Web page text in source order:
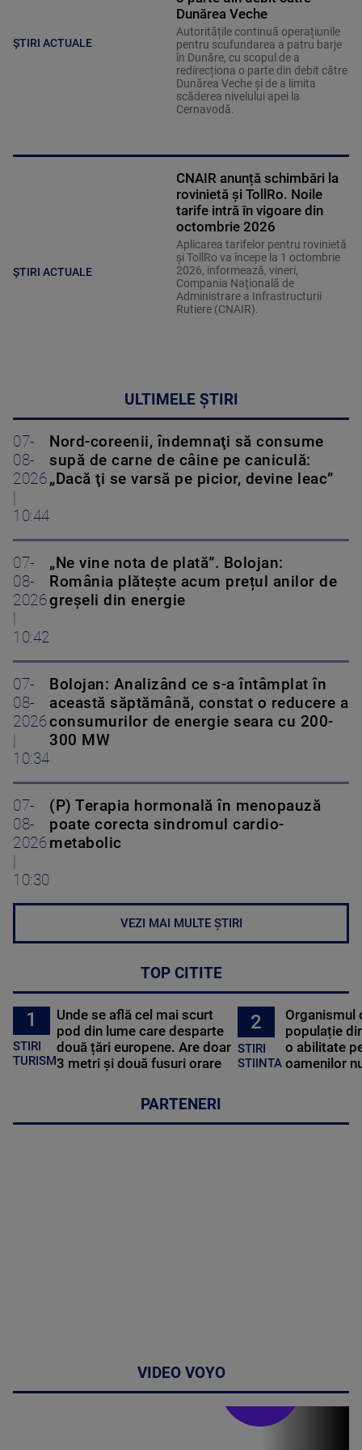
ȘTIRI ACTUALE
Dunărea Veche
Autoritățile continuă operațiunile
pentru scufundarea a patru barje
în Dunăre, cu scopul de a
redirecționa o parte din debit către
Dunărea Veche și de a limita
scăderea nivelului apei la
Cernavodă.
ȘTIRI ACTUALE
CNAIR anunță schimbări la
rovinietă și TollRo. Noile
tarife intră în vigoare din
octombrie 2026
Aplicarea tarifelor pentru rovinietă
şi TollRo va începe la 1 octombrie
2026, informează, vineri,
Compania Naţională de
Administrare a Infrastructurii
Rutiere (CNAIR).
ULTIMELE ȘTIRI
07-
08-
2026
10:44
Nord-coreenii, îndemnaţi să consume
supă de carne de câine pe caniculă:
„Dacă ţi se varsă pe picior, devine leac”
07-
08-
2026
10:42
„Ne vine nota de plată”. Bolojan:
România plătește acum prețul anilor de
greșeli din energie
07-
08-
2026
10:34
Bolojan: Analizând ce s-a întâmplat în
această săptămână, constat o reducere a
consumurilor de energie seara cu 200-
300 MW
07-
08-
2026
10:30
(P) Terapia hormonală în menopauză
poate corecta sindromul cardio-
metabolic
VEZI MAI MULTE ȘTIRI
TOP CITITE
1
STIRI
TURISM
Unde se află cel mai scurt
pod din lume care desparte
două țări europene. Are doar
3 metri și două fusuri orare
2
STIRI
STIINTA
Organismul
populație
o abilitate
oamenilor
PARTENERI
VIDEO VOYO